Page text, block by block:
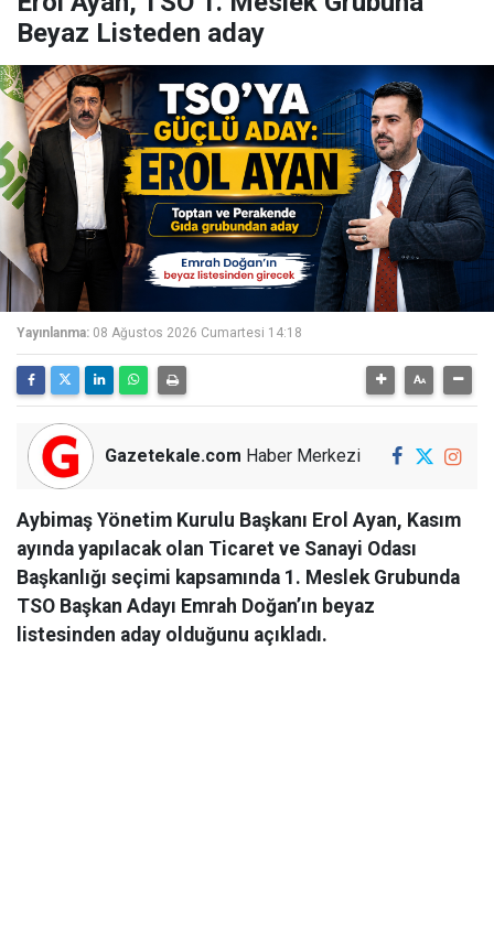
Beyaz Listeden aday
Yayınlanma: 08 Ağustos 2026 Cumartesi 14:18
Gazetekale.com Haber Merkezi
Aybimaş Yönetim Kurulu Başkanı Erol Ayan, Kasım
ayında yapılacak olan Ticaret ve Sanayi Odası
Başkanlığı seçimi kapsamında 1. Meslek Grubunda
TSO Başkan Adayı Emrah Doğan’ın beyaz
listesinden aday olduğunu açıkladı.